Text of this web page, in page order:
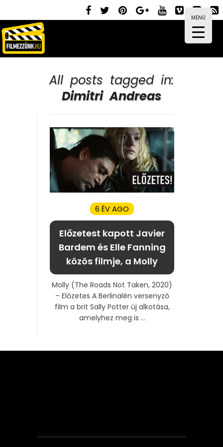
MENÜ
All posts tagged in:
Dimitri Andreas
6 ÉV AGO
Előzetest kapott Javier
Bardem és Elle Fanning
közös filmje, a Molly
Molly (The Roads Not Taken, 2020)
– Előzetes A Berlinalén versenyző
film a brit Sally Potter új alkotása,
amelyhez meg is ...